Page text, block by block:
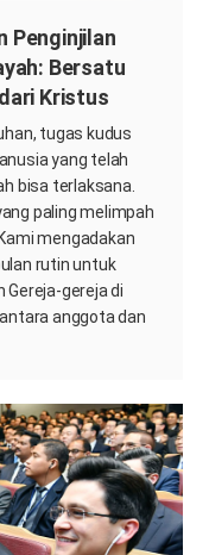
Penginjilan
Bersatu
Kristus
tugas kudus
yang telah
bisa terlaksana.
paling melimpah
mengadakan
rutin untuk
gereja di
anggota dan